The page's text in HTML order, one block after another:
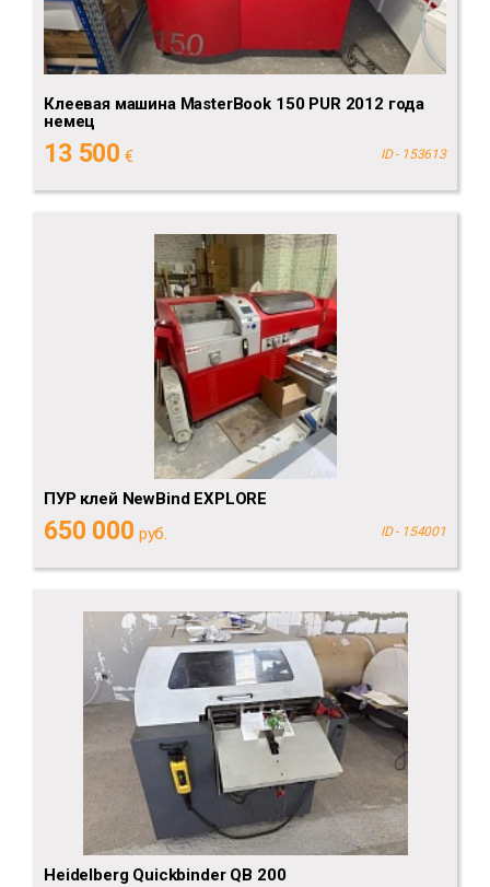
Клеевая машина MasterBook 150 PUR 2012 года
немец
13 500 € ID - 153613
ПУР клей NewBind EXPLORE
650 000 руб. ID - 154001
Heidelberg Quickbinder QB 200